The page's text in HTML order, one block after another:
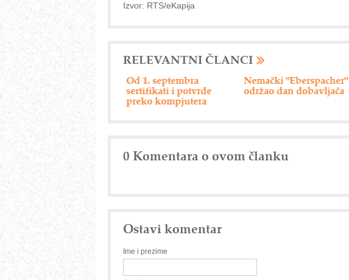
Izvor: RTS/eKapija
RELEVANTNI ČLANCI
Nemački "Eberspacher"
održao dan dobavljača
Drumska strela 2016
0 Komentara o ovom članku
Ostavi komentar
Ime i prezime